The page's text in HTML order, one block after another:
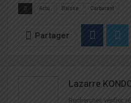
Actu Baisse Carburant
Partager
Lazarre
Rechercher, vérifier,